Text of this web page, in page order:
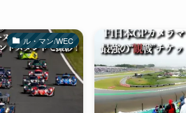
ル・マン/WEC